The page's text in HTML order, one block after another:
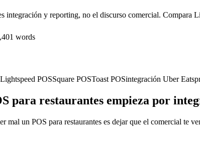
integración y reporting, no el discurso comercial. Compara
words
Lightspeed POSSquare POSToast POSintegración Uber Eats
para restaurantes empieza por
mal un POS para restaurantes es dejar que el comercial te